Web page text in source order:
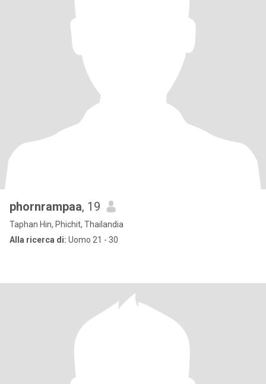
phornrampaa, 19
Taphan Hin, Phichit, Thailandia
Alla ricerca di: Uomo 21 - 30